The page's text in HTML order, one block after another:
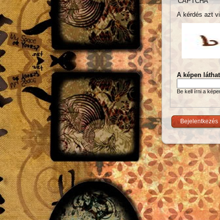
A kérdés azt
A képen
Be kell írni a